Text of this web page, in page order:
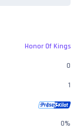
Honor Of Kings
0
1
0%